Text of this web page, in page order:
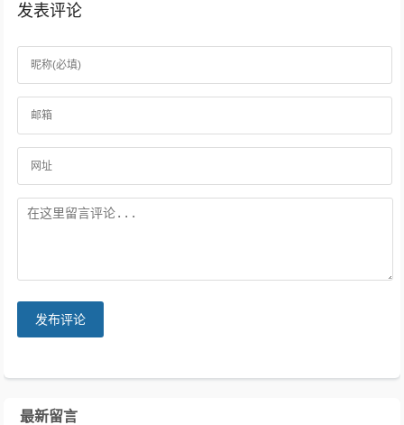
发表评论
发布评论
最新留言